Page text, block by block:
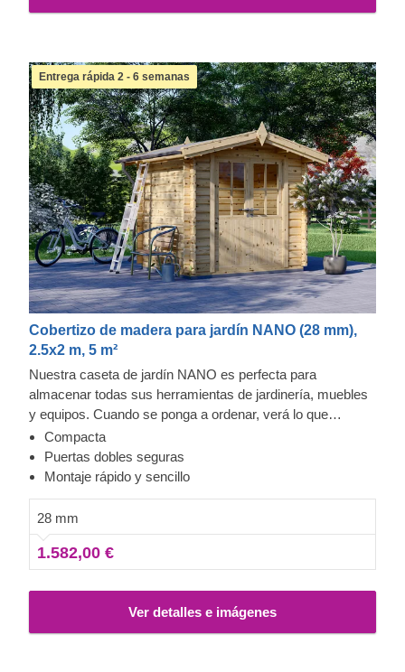
Entrega rápida 2 - 6 semanas
Cobertizo de madera para jardín NANO (28 mm),
2.5x2 m, 5 m²
Nuestra caseta de jardín NANO es perfecta para
almacenar todas sus herramientas de jardinería, muebles
y equipos. Cuando se ponga a ordenar, verá lo que
necesita tener a mano y lo que puede almacenar para
usarlo otro día. ¡Este práctico y elegante modelo le
cambiará la vida!
Compacta
Puertas dobles seguras
Montaje rápido y sencillo
28 mm
1.582,00 €
Ver detalles e imágenes